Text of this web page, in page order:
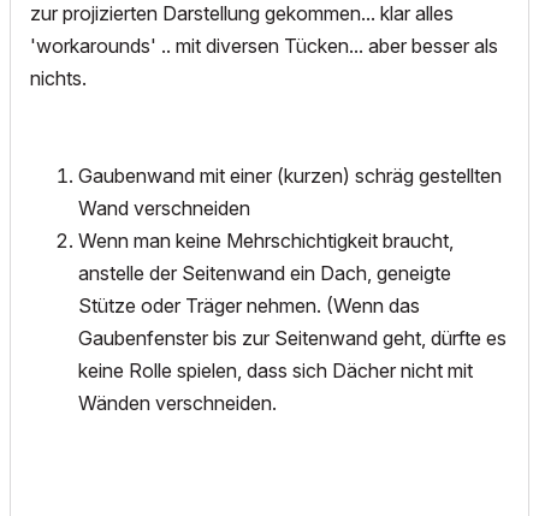
zur projizierten Darstellung gekommen... klar alles
'workarounds' .. mit diversen Tücken... aber besser als
nichts.
Gaubenwand mit einer (kurzen) schräg gestellten
Wand verschneiden
Wenn man keine Mehrschichtigkeit braucht,
anstelle der Seitenwand ein Dach, geneigte
Stütze oder Träger nehmen. (Wenn das
Gaubenfenster bis zur Seitenwand geht, dürfte es
keine Rolle spielen, dass sich Dächer nicht mit
Wänden verschneiden.